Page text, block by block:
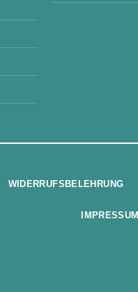
WIDERRUFSBELEHRUNG
IMPRESSUM